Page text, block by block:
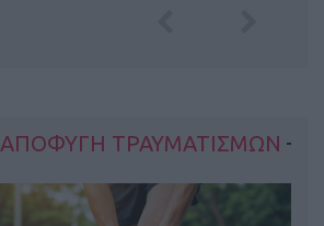
ΑΠΟΦΥΓΗ ΤΡΑΥΜΑΤΙΣΜΩΝ